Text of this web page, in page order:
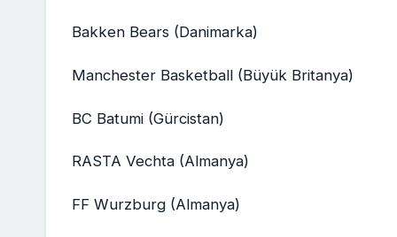
Bakken Bears (Danimarka)
Manchester Basketball (Büyük Britanya)
BC Batumi (Gürcistan)
RASTA Vechta (Almanya)
FF Wurzburg (Almanya)